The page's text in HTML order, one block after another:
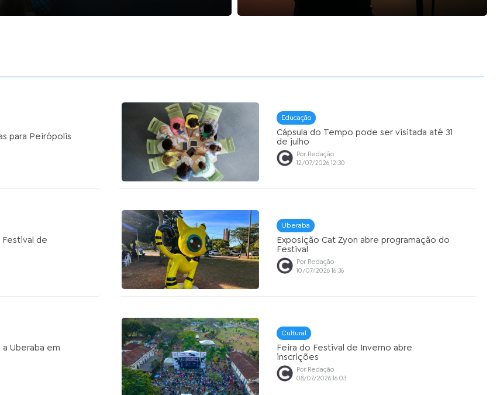
para Peirópolis
Educação
Cápsula do Tempo pode ser visitada até 31
de julho
Por Redação
12/07/2026 12:30
de
Uberaba
Exposição Cat Zyon abre programação do
Festival
Por Redação
10/07/2026 16:36
Uberaba em
Cultural
Feira do Festival de Inverno abre
inscrições
Por Redação
08/07/2026 16:03